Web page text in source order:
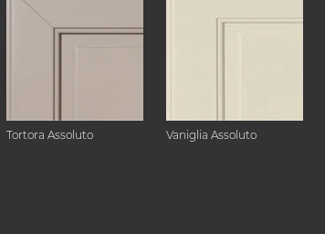
Tortora Assoluto Vaniglia Assoluto